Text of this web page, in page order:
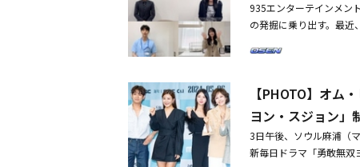
935エンターテインメン
の発掘に乗り出す。最近
以下の男女なら誰でも
別連絡が行われる。今
た専門トレーニングを
サポートが行われる予定
や、9atoエンターテイン
優としての第一歩を弊社
【PHOTO】オム
ヨン・スジョン」
3日午後、ソウル麻浦（
新毎日ドラマ「勇敢無双